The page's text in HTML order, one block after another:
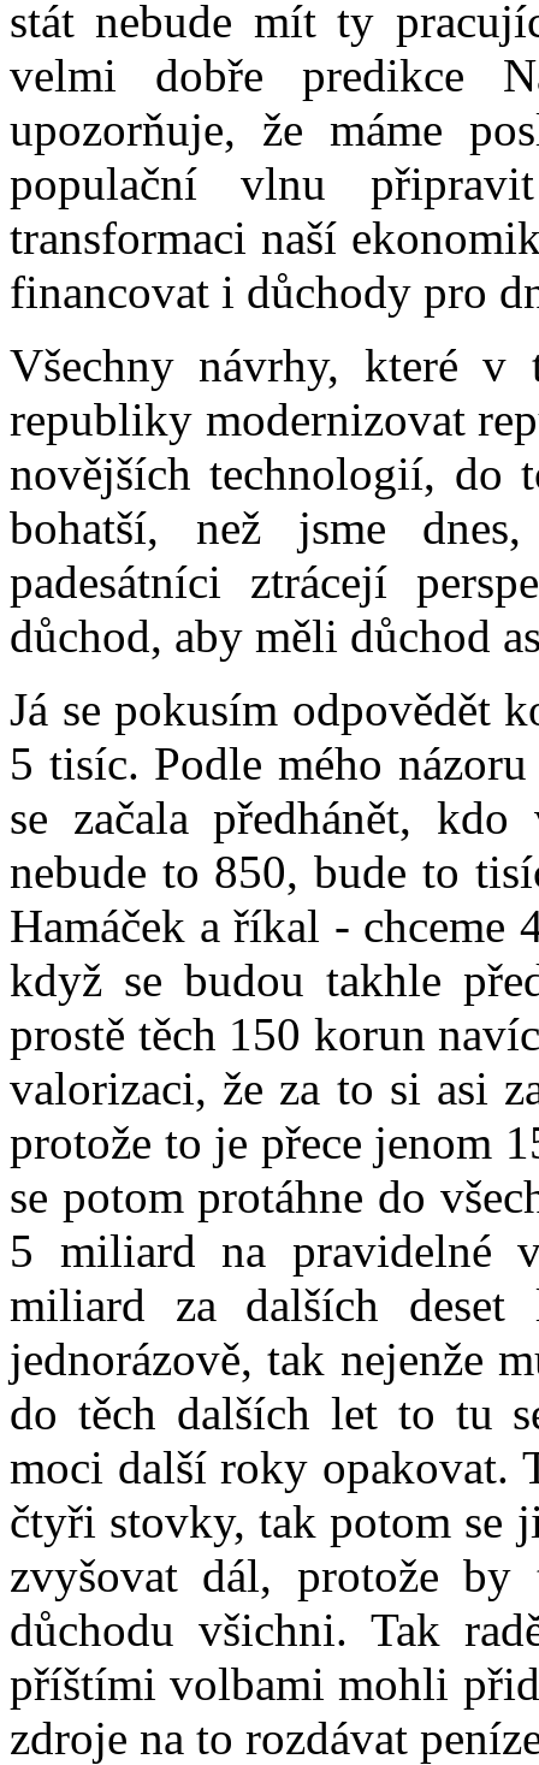
stát nebude mít ty
velmi dobře predikce
upozorňuje, že máme
populační vlnu
transformaci naší
financovat i důchody pro
Všechny návrhy, které v
republiky modernizovat
novějších technologií, do
bohatší, než jsme
padesátníci ztrácejí
důchod, aby měli důchod
Já se pokusím odpovědět
5 tisíc. Podle mého
se začala předhánět,
nebude to 850, bude to
Hamáček a říkal -
když se budou takhle
prostě těch 150 korun
valorizaci, že za to si asi
protože to je přece jenom
se potom protáhne do
5 miliard na pravidelné
miliard za dalších
jednorázově, tak nejenže
do těch dalších let to tu
moci další roky opakovat.
čtyři stovky, tak potom se
zvyšovat dál, protože
důchodu všichni. Tak
příštími volbami mohli
zdroje na to rozdávat